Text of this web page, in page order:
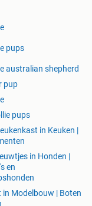
voor
en presentaties
puppy’s
show of fok,
(PET).
zoeken een warm
– vanaf dag één
pup op u.
pups
australian shepherd
pup
pups
in Keuken |
in Honden |
en
in Modelbouw | Boten